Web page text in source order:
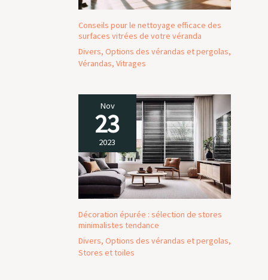
Conseils pour le nettoyage efficace des
surfaces vitrées de votre véranda
Divers, Options des vérandas et pergolas,
Vérandas, Vitrages
Nov
23
2023
Décoration épurée : sélection de stores
minimalistes tendance
Divers, Options des vérandas et pergolas,
Stores et toiles